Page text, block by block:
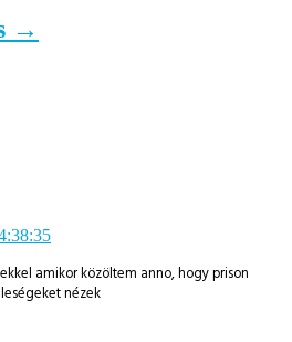
→
amikor közöltem anno, hogy prison
nézek